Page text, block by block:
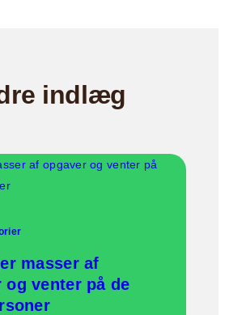
indlæg
masser af
og venter på de